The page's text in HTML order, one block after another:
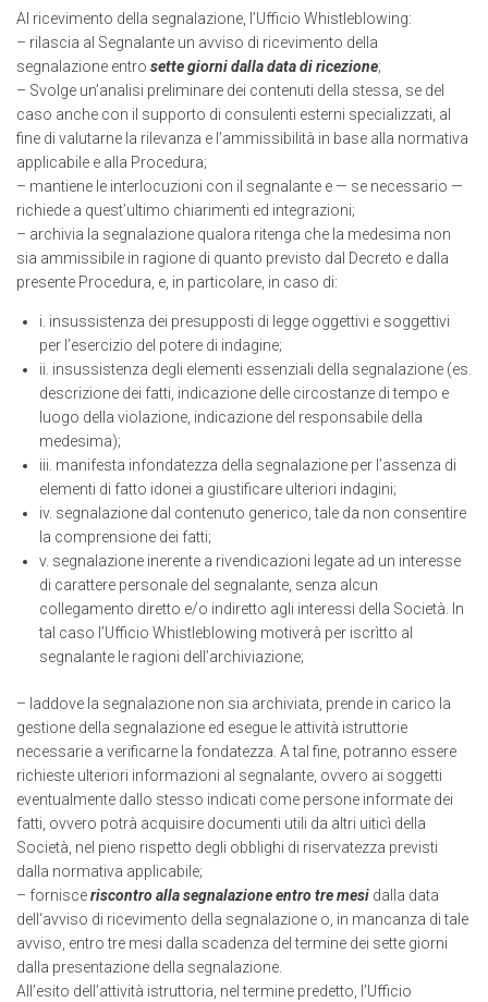
AI ricevimento della segnalazione, l’Ufficio Whistleblowing:
– rilascia al Segnalante un avviso di ricevimento della
segnalazione entro sette giorni dalla data di ricezione;
– Svolge un’analisi preliminare dei contenuti della stessa, se del
caso anche con il supporto di consulenti esterni specializzati, al
fine di valutarne la rilevanza e I’ammissibilità in base alla normativa
applicabile e alla Procedura;
– mantiene le interlocuzioni con il segnalante e — se necessario —
richiede a quest’ultimo chiarimenti ed integrazioni;
– archivia la segnalazione qualora ritenga che la medesima non
sia ammissibile in ragione di quanto previsto dal Decreto e dalla
presente Procedura, e, in particolare, in caso di:
i. insussistenza dei presupposti di Iegge oggettivi e soggettivi
per I’esercizio del potere di indagine;
ii. insussistenza degli elementi essenziali della segnalazione (es.
descrizione dei fatti, indicazione delle circostanze di tempo e
luogo della violazione, indicazione del responsabile della
medesima);
iii. manifesta infondatezza della segnalazione per l’assenza di
elementi di fatto idonei a giustificare ulteriori indagini;
iv. segnalazione dal contenuto generico, tale da non consentire
la comprensione dei fatti;
v. segnalazione inerente a rivendicazioni legate ad un interesse
di carattere personale del segnalante, senza alcun
collegamento diretto e/o indiretto agli interessi della Società. In
tal caso l’Ufficio Whistleblowing motiverà per iscrìtto al
segnalante le ragioni dell’archiviazione;
– laddove la segnalazione non sia archiviata, prende in carico la
gestione della segnalazione ed esegue le attività istruttorie
necessarie a verificarne la fondatezza. A tal fine, potranno essere
richieste ulteriori informazioni al segnalante, ovvero ai soggetti
eventualmente dallo stesso indicati come persone informate dei
fatti, ovvero potrà acquisire documenti utili da altri uiticì della
Società, nel pieno rispetto degli obblighi di riservatezza previsti
dalla normativa applicabile;
– fornisceriscontro alla segnalazione entro tre mesi dalla data
dell‘avviso di ricevimento della segnalazione o, in mancanza di tale
avviso, entro tre mesi dalla scadenza del termine dei sette giorni
dalla presentazione della segnalazione.
AII’esito dell’attività istruttoria, nel termine predetto, l’Ufficio